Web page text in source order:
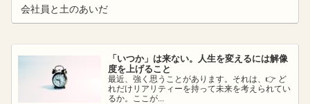
会社員と土のあいだ
「いつか」は来ない。人生を変えるには解像
度を上げること
最近、強く思うことがあります。それは、👉 ど
れだけリアリティーを持って未来を考えられてい
るか。ここが...